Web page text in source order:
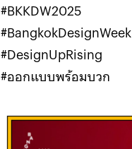
#BKKDW2025
#BangkokDesignWeek
#DesignUpRising
#ออกแบบพร้อมบวก